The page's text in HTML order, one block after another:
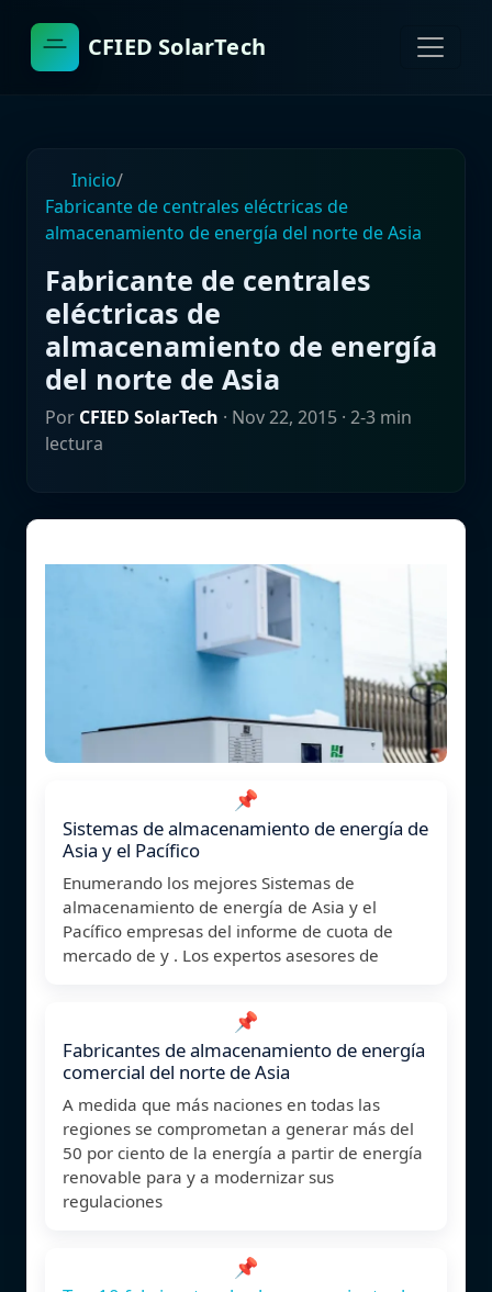
CFIED SolarTech
Inicio/
Fabricante de centrales eléctricas de
almacenamiento de energía del norte de Asia
Fabricante de centrales
eléctricas de
almacenamiento de energía
del norte de Asia
Por CFIED SolarTech · Nov 22, 2015 · 2-3 min
lectura
📌
Sistemas de almacenamiento de energía de
Asia y el Pacífico
Enumerando los mejores Sistemas de
almacenamiento de energía de Asia y el
Pacífico empresas del informe de cuota de
mercado de y . Los expertos asesores de
📌
Fabricantes de almacenamiento de energía
comercial del norte de Asia
A medida que más naciones en todas las
regiones se comprometan a generar más del
50 por ciento de la energía a partir de energía
renovable para y a modernizar sus
regulaciones
📌